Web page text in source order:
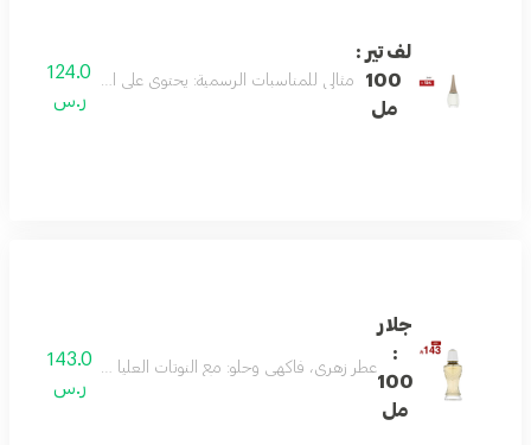
لف تير :
100
مل
مثالي للمناسبات الرسمية: يحتوي على اليوسفي، وزهر
124.0
ر.س
جلار
:
100
مل
عطر زهري، فاكهي وحلو: مع النوتات العليا من اليوسفي والفواكه الحمراء، قلب من
143.0
ر.س